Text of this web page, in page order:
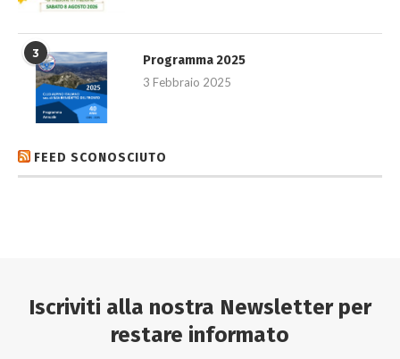
3
Programma 2025
3 Febbraio 2025
FEED SCONOSCIUTO
Iscriviti alla nostra Newsletter per
restare informato